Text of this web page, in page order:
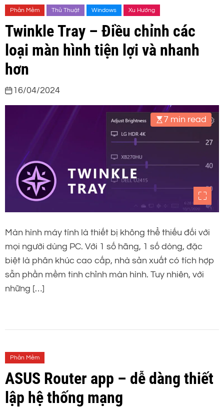
Phần Mềm Thủ Thuật Windows Xu Hướng
Twinkle Tray – Điều chỉnh các
loại màn hình tiện lợi và nhanh
hơn
16/04/2024
7 min read
Màn hình máy tính là thiết bị không thể thiếu đối với
mọi người dùng PC. Với 1 số hãng, 1 số dòng, đặc
biệt là phân khúc cao cấp, nhà sản xuất có tích hợp
sẵn phần mềm tinh chỉnh màn hình. Tuy nhiên, với
những […]
Phần Mềm
ASUS Router app – dễ dàng thiết
lập hệ thống mạng